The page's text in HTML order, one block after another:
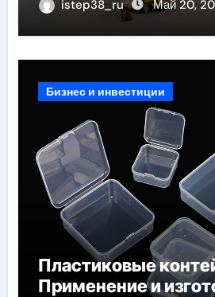
istep38_ru Май 20,
Бизнес и инвестиции
Пластиковые
Применение и